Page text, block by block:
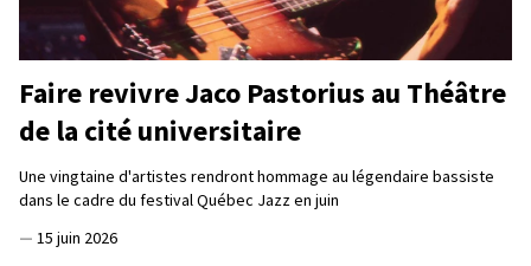
Faire revivre Jaco Pastorius au Théâtre
de la cité universitaire
Une vingtaine d'artistes rendront hommage au légendaire bassiste
dans le cadre du festival Québec Jazz en juin
— 15 juin 2026